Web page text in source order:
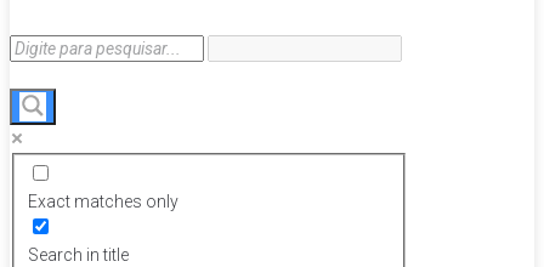
Exact matches only
Search in title